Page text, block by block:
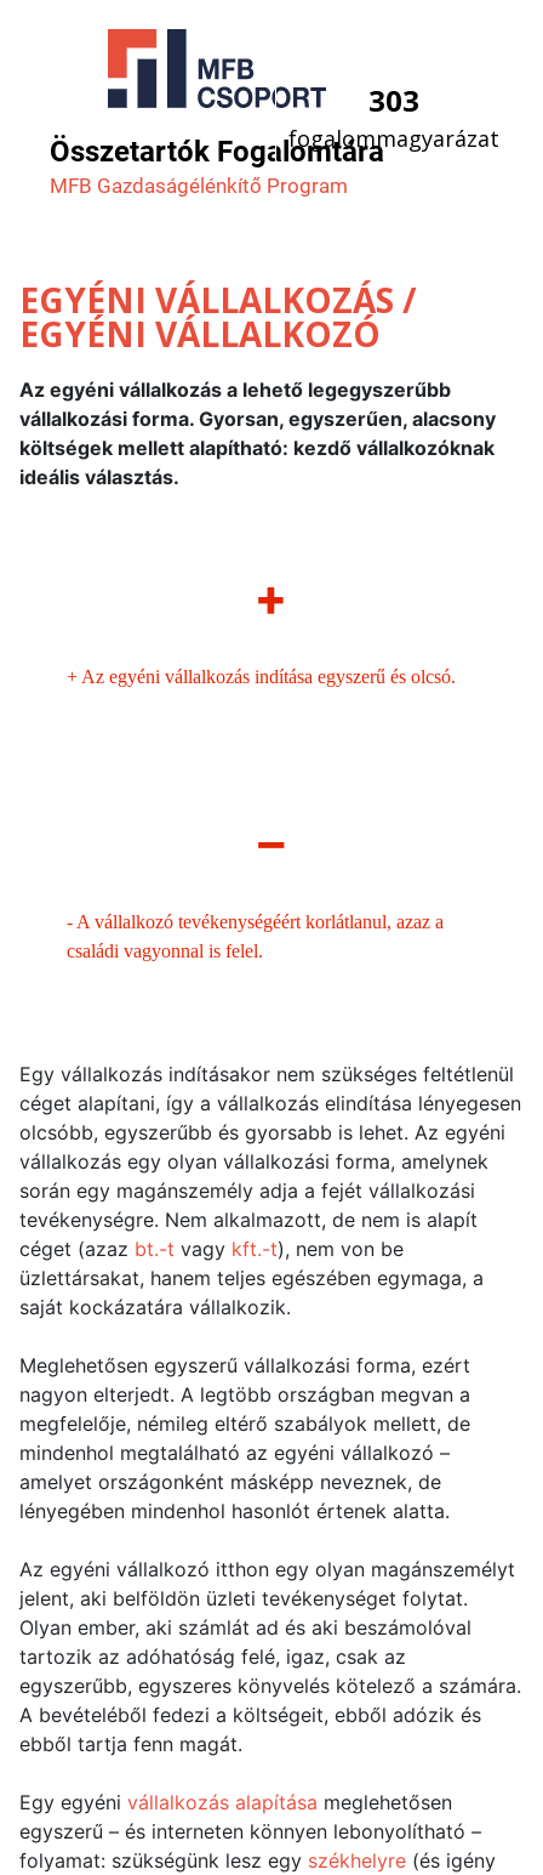
Összetartók Fogalomtára
MFB Gazdaság­élénkítő Program
303
fogalommagyarázat
EGYÉNI VÁLLALKOZÁS /
EGYÉNI VÁLLALKOZÓ
Az egyéni vállalkozás a lehető legegyszerűbb
vállalkozási forma. Gyorsan, egyszerűen, alacsony
költségek mellett alapítható: kezdő vállalkozóknak
ideális választás.
+
+Az egyéni vállalkozás indítása egyszerű és olcsó.
–
-A vállalkozó tevékenységéért korlátlanul, azaz a
családi vagyonnal is felel.
Egy vállalkozás indításakor nem szükséges feltétlenül
céget alapítani, így a vállalkozás elindítása lényegesen
olcsóbb, egyszerűbb és gyorsabb is lehet. Az egyéni
vállalkozás egy olyan vállalkozási forma, amelynek
során egy magánszemély adja a fejét vállalkozási
tevékenységre. Nem alkalmazott, de nem is alapít
céget (azaz bt.-t vagy kft.-t), nem von be
üzlettársakat, hanem teljes egészében egymaga, a
saját kockázatára vállalkozik.
Meglehetősen egyszerű vállalkozási forma, ezért
nagyon elterjedt. A legtöbb országban megvan a
megfelelője, némileg eltérő szabályok mellett, de
mindenhol megtalálható az egyéni vállalkozó –
amelyet országonként másképp neveznek, de
lényegében mindenhol hasonlót értenek alatta.
Az egyéni vállalkozó itthon egy olyan magánszemélyt
jelent, aki belföldön üzleti tevékenységet folytat.
Olyan ember, aki számlát ad és aki beszámolóval
tartozik az adóhatóság felé, igaz, csak az
egyszerűbb, egyszeres könyvelés kötelező a számára.
A bevételéből fedezi a költségeit, ebből adózik és
ebből tartja fenn magát.
Egy egyéni vállalkozás alapítása meglehetősen
egyszerű – és interneten könnyen lebonyolítható –
folyamat: szükségünk lesz egy székhelyre (és igény